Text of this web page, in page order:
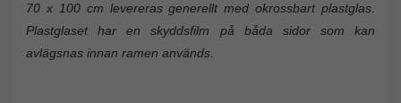
70 x 100 cm levereras generellt med okrossbart plastglas.
Plastglaset har en skyddsfilm på båda sidor som kan
avlägsnas innan ramen används.